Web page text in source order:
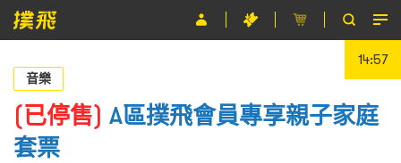
節目
主辦單位
關於撲飛
14:56
音樂
(已停售) A區撲飛會員專享親子家庭
套票